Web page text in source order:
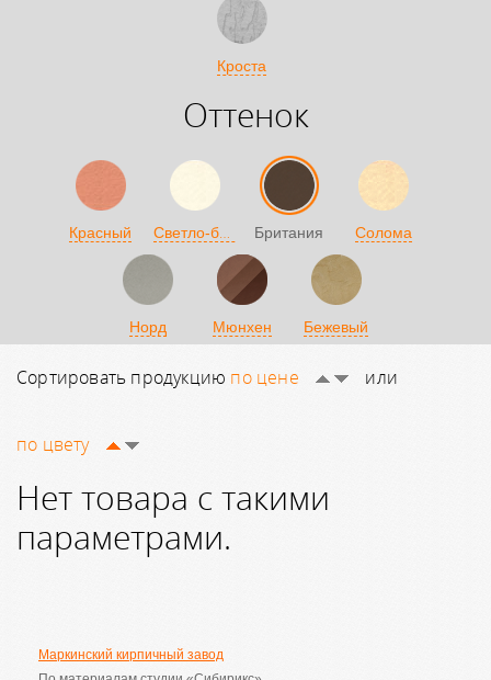
Кроста
Оттенок
Красный Светло-бежевый Британия Солома
Норд Мюнхен Бежевый
Сортировать продукцию по цене или
по цвету
Нет товара с такими
параметрами.
Маркинский кирпичный завод